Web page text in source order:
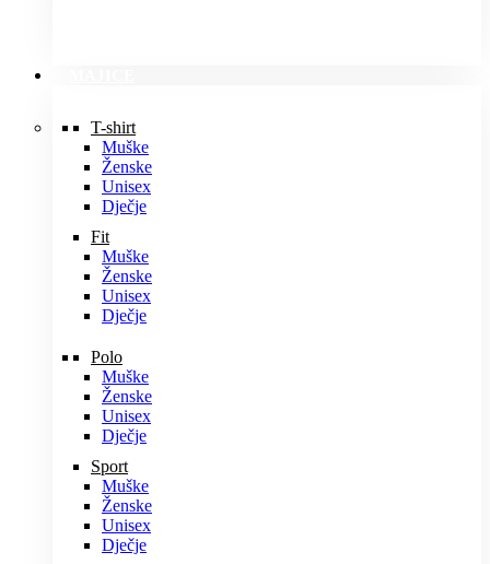
T-shirt
Muške
Ženske
Unisex
Dječje
Fit
Muške
Ženske
Unisex
Dječje
Polo
Muške
Ženske
Unisex
Dječje
Sport
Muške
Ženske
Unisex
Dječje